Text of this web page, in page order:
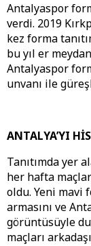
Antalyaspor
verdi. 2019
kez forma
bu yıl er
Antalyaspor
unvanı ile
ANTALYA’YI
Tanıtımda yer
her hafta
oldu. Yeni mavi
armasını ve
görüntüsüyle
maçları